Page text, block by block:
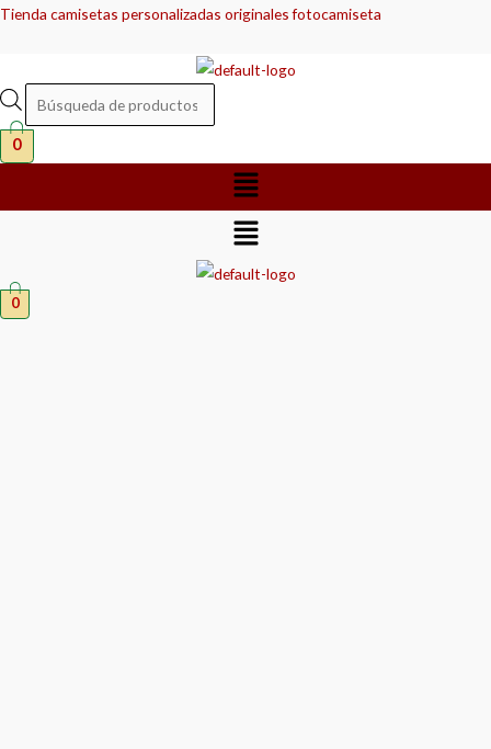
Ir
Tienda camisetas personalizadas originales fotocamiseta
Búsqueda
0
Menú
Menú
0
Búsqueda